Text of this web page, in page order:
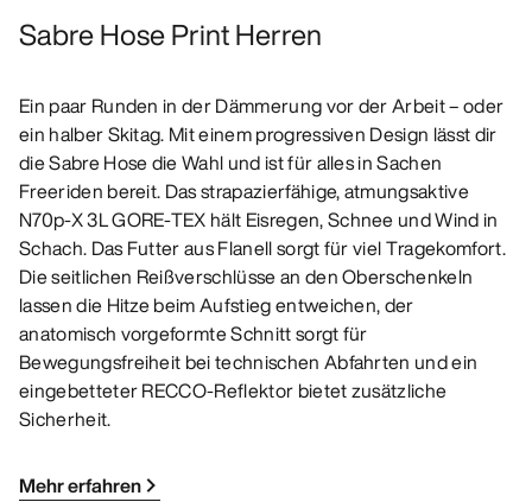
Sabre Hose Print Herren
Ein paar Runden in der Dämmerung vor der Arbeit – oder
ein halber Skitag. Mit einem progressiven Design lässt dir
die Sabre Hose die Wahl und ist für alles in Sachen
Freeriden bereit. Das strapazierfähige, atmungsaktive
N70p-X 3L GORE-TEX hält Eisregen, Schnee und Wind in
Schach. Das Futter aus Flanell sorgt für viel Tragekomfort.
Die seitlichen Reißverschlüsse an den Oberschenkeln
lassen die Hitze beim Aufstieg entweichen, der
anatomisch vorgeformte Schnitt sorgt für
Bewegungsfreiheit bei technischen Abfahrten und ein
eingebetteter RECCO-Reflektor bietet zusätzliche
Sicherheit.
Mehr erfahren